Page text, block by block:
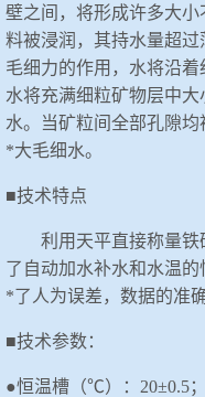
壁之间，将形成许多大
料被浸润，其持水量超
毛细力的作用，水将沿着
水将充满细粒矿物层中
水。当矿粒间全部孔隙
*大毛细水。
■技术特点
利用天平直接称量
了自动加水补水和水温的
*了人为误差，数据的准
■技术参数：
●恒温槽（℃）：20±0.5；